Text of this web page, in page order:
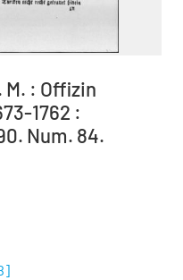
: Offizin
1762 :
Num. 84.
]